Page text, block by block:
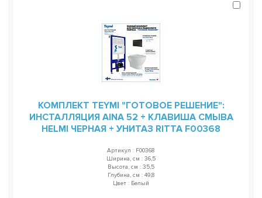
КОМПЛЕКТ TEYMI "ГОТОВОЕ РЕШЕНИЕ":
ИНСТАЛЛЯЦИЯ AINA 52 + КЛАВИША СМЫВА
HELMI ЧЕРНАЯ + УНИТАЗ RITTA F00368
Артикул : F00368
Ширина, см : 36,5
Высота, см : 35,5
Глубина, см : 49,8
Цвет : Белый